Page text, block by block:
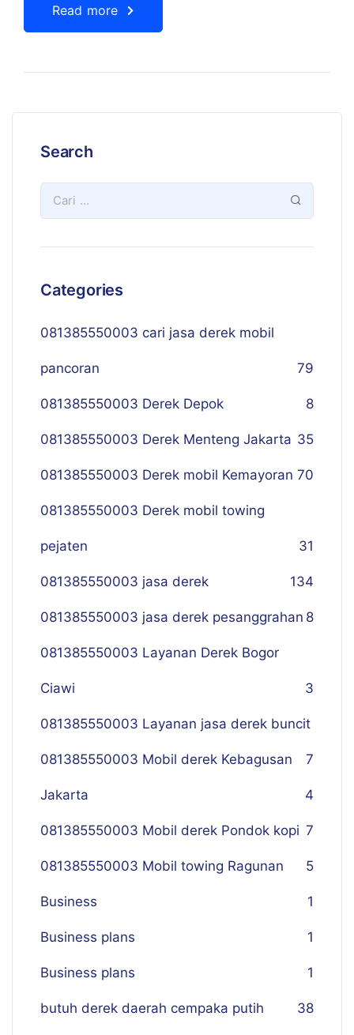
Read more
Search
Categories
081385550003 cari jasa derek mobil
pancoran 79
081385550003 Derek Depok 8
081385550003 Derek Menteng Jakarta 35
081385550003 Derek mobil Kemayoran 70
081385550003 Derek mobil towing
pejaten 31
081385550003 jasa derek 134
081385550003 jasa derek pesanggrahan 8
081385550003 Layanan Derek Bogor
Ciawi 3
081385550003 Layanan jasa derek buncit
7
081385550003 Mobil derek Kebagusan
Jakarta 4
081385550003 Mobil derek Pondok kopi 7
081385550003 Mobil towing Ragunan 5
Business 1
Business plans 1
Business plans 1
butuh derek daerah cempaka putih 38